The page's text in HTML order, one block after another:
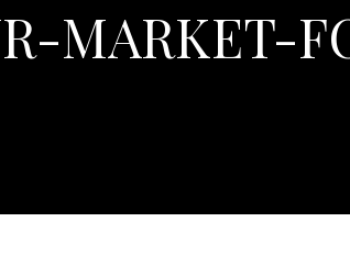
MARKET-